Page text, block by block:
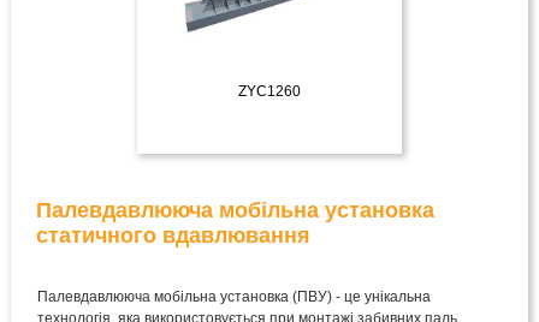
ZYC1260
Палевдавлююча мобільна установка
статичного вдавлювання
Палевдавлююча мобільна установка (ПВУ) - це унікальна
технологія, яка використовується при монтажі забивних паль.